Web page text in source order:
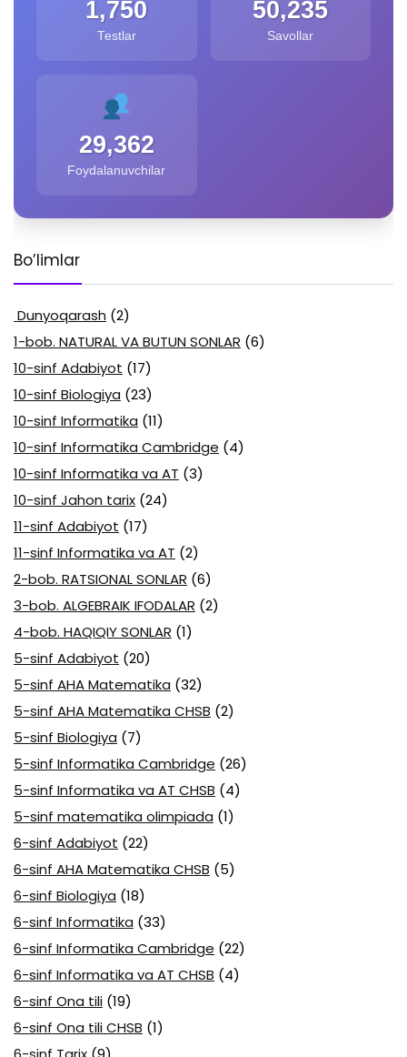
1,750
Testlar
50,235
Savollar
29,362
Foydalanuvchilar
Bo’limlar
Dunyoqarash (2)
1-bob. NATURAL VA BUTUN SONLAR (6)
10-sinf Adabiyot (17)
10-sinf Biologiya (23)
10-sinf Informatika (11)
10-sinf Informatika Cambridge (4)
10-sinf Informatika va AT (3)
10-sinf Jahon tarix (24)
11-sinf Adabiyot (17)
11-sinf Informatika va AT (2)
2-bob. RATSIONAL SONLAR (6)
3-bob. ALGEBRAIK IFODALAR (2)
4-bob. HAQIQIY SONLAR (1)
5-sinf Adabiyot (20)
5-sinf AHA Matematika (32)
5-sinf AHA Matematika CHSB (2)
5-sinf Biologiya (7)
5-sinf Informatika Cambridge (26)
5-sinf Informatika va AT CHSB (4)
5-sinf matematika olimpiada (1)
6-sinf Adabiyot (22)
6-sinf AHA Matematika CHSB (5)
6-sinf Biologiya (18)
6-sinf Informatika (33)
6-sinf Informatika Cambridge (22)
6-sinf Informatika va AT CHSB (4)
6-sinf Ona tili (19)
6-sinf Ona tili CHSB (1)